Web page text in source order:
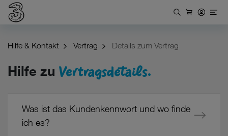
Hilfe & Kontakt Vertrag Details zum Vertrag
Hilfe zu Vertragsdetails.
Was ist das Kundenkennwort und wo finde
ich es?